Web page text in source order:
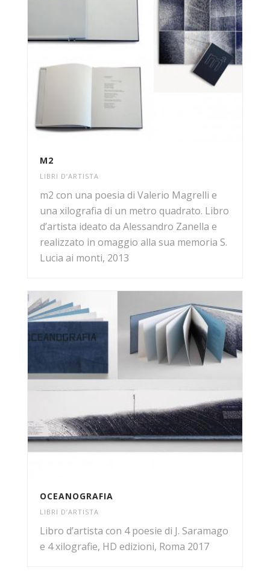
M2
LIBRI D’ARTISTA
m2 con una poesia di Valerio Magrelli e
una xilografia di un metro quadrato. Libro
d’artista ideato da Alessandro Zanella e
realizzato in omaggio alla sua memoria S.
Lucia ai monti, 2013
OCEANOGRAFIA
LIBRI D’ARTISTA
Libro d’artista con 4 poesie di J. Saramago
e 4 xilografie, HD edizioni, Roma 2017